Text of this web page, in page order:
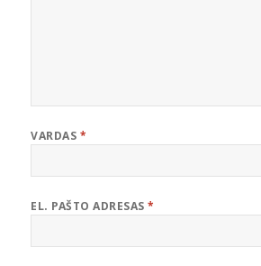
VARDAS *
EL. PAŠTO ADRESAS*